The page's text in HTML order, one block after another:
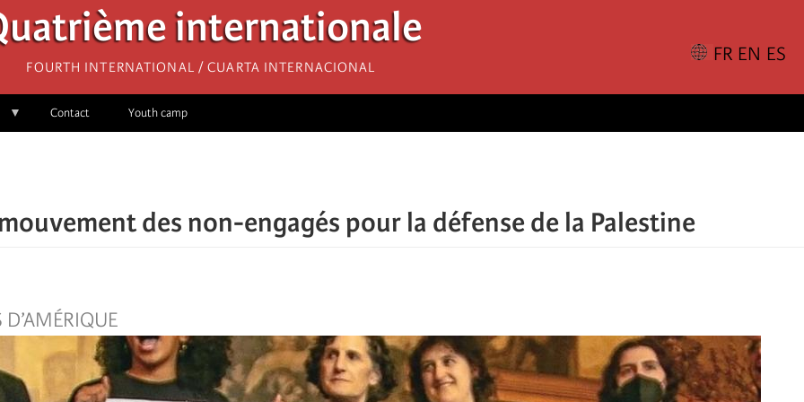
internationale
Fourth International / Cuarta Internacional
Contact Youth camp
mouvement des non-engagés pour la défense de la Palestine